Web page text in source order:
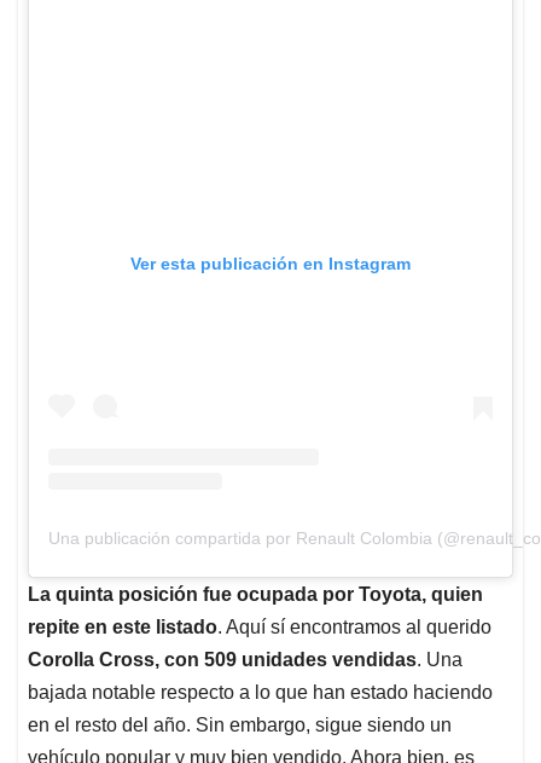
Ver esta publicación en Instagram
Una publicación compartida por Renault Colombia
La quinta posición fue ocupada por Toyota, quien
repite en este listado. Aquí sí encontramos al querido
Corolla Cross, con 509 unidades vendidas. Una
bajada notable respecto a lo que han estado haciendo
en el resto del año. Sin embargo, sigue siendo un
vehículo popular y muy bien vendido. Ahora bien, es